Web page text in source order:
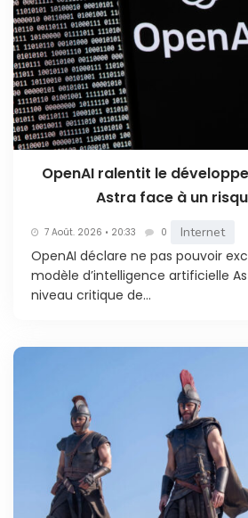
OpenAI ralentit le
Astra face à un
7 Août. 2026 • 20:33 0 Internet
OpenAI déclare ne pas pouvoir
modèle d’intelligence artificielle
niveau critique de...